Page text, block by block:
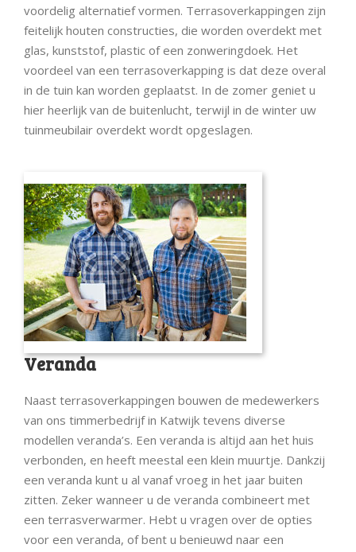
voordelig alternatief vormen. Terrasoverkappingen zijn
feitelijk houten constructies, die worden overdekt met
glas, kunststof, plastic of een zonweringdoek. Het
voordeel van een terrasoverkapping is dat deze overal
in de tuin kan worden geplaatst. In de zomer geniet u
hier heerlijk van de buitenlucht, terwijl in de winter uw
tuinmeubilair overdekt wordt opgeslagen.
Veranda
Naast terrasoverkappingen bouwen de medewerkers
van ons timmerbedrijf in Katwijk tevens diverse
modellen veranda’s. Een veranda is altijd aan het huis
verbonden, en heeft meestal een klein muurtje. Dankzij
een veranda kunt u al vanaf vroeg in het jaar buiten
zitten. Zeker wanneer u de veranda combineert met
een terrasverwarmer. Hebt u vragen over de opties
voor een veranda, of bent u benieuwd naar een